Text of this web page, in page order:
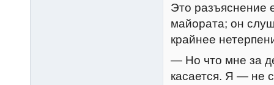
Это разъяснение
майората; он
крайнее
— Но что мне за
касается. Я — не